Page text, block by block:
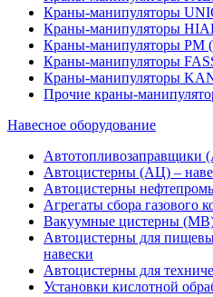
Краны-манипуляторы
Краны-манипуляторы
Краны-манипуляторы PM
Краны-манипуляторы
Краны-манипуляторы
Прочие краны-
Навесное оборудование
Автотопливозаправщики
Автоцистерны (АЦ) –
Автоцистерны
Агрегаты сбора газового
Вакуумные цистерны (МВ)
Автоцистерны для
навески
Автоцистерны для
Установки кислотной